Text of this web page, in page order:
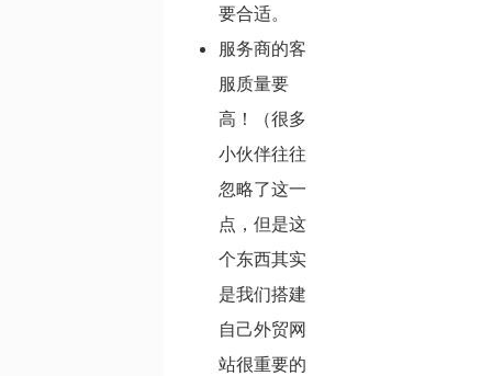
要合适。
服务商的客
服质量要
高！（很多
小伙伴往往
忽略了这一
点，但是这
个东西其实
是我们搭建
自己外贸网
站很重要的